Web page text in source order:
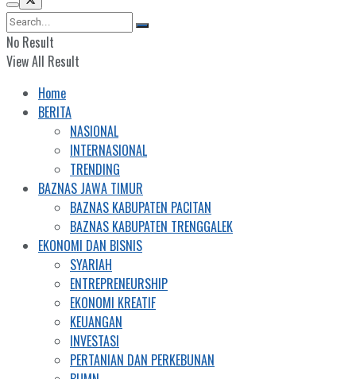
No Result
View All Result
Home
BERITA
NASIONAL
INTERNASIONAL
TRENDING
BAZNAS JAWA TIMUR
BAZNAS KABUPATEN PACITAN
BAZNAS KABUPATEN TRENGGALEK
EKONOMI DAN BISNIS
SYARIAH
ENTREPRENEURSHIP
EKONOMI KREATIF
KEUANGAN
INVESTASI
PERTANIAN DAN PERKEBUNAN